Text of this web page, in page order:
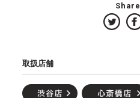
取扱店舗